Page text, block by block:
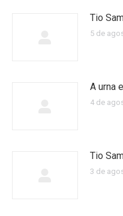
Tio
5 de
A urna
4 de
Tio
3 de